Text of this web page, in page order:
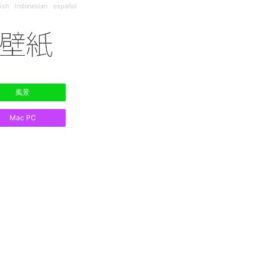
Indonesian español
風景
Mac PC